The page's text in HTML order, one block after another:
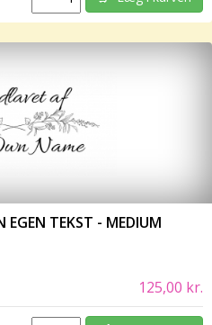
EGEN TEKST - MEDIUM
125,00 kr.